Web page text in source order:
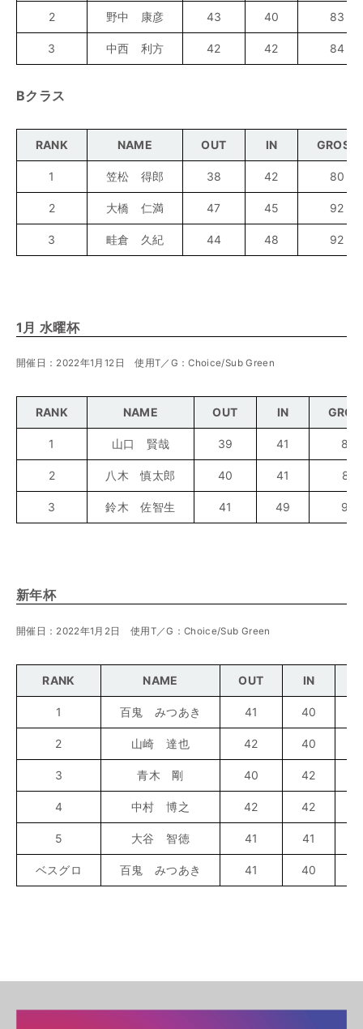
2 野中 康彦 43 40 83
3 中西 利方 42 42 84
Bクラス
RANK NAME OUT IN GROSS
1 笠松 得郎 38 42 80
2 大橋 仁満 47 45 92
3 畦倉 久紀 44 48 92
1月 水曜杯
開催日：2022年1月12日 使用T／G：Choice/Sub Green
RANK NAME OUT IN
1 山口 賢哉 39 41 80
2 八木 慎太郎 40 41 81
3 鈴木 佐智生 41 49 90
新年杯
開催日：2022年1月2日 使用T／G：Choice/Sub Green
RANK NAME OUT IN
1 百鬼 みつあき 41 40
2 山崎 達也 42 40
3 青木 剛 40 42
4 中村 博之 42 42
5 大谷 智徳 41 41
ベスグロ 百鬼 みつあき 41 40